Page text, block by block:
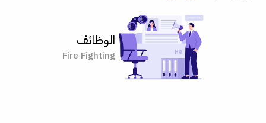
الوظائف
Fire Fighting